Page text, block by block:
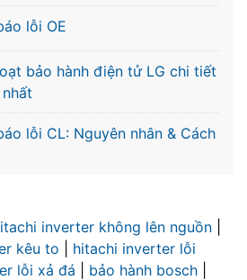
lỗi OE
bảo hành điện tử LG chi tiết
lỗi CL: Nguyên nhân & Cách
inverter không lên nguồn
kêu to
hitachi inverter lỗi
lỗi xả đá bảo hành bosch